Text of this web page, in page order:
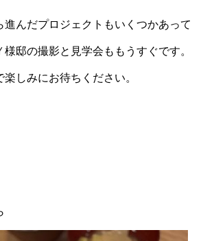
進んだプロジェクトもいくつかあって
様邸の撮影と見学会ももうすぐです。
しみにお待ちください。